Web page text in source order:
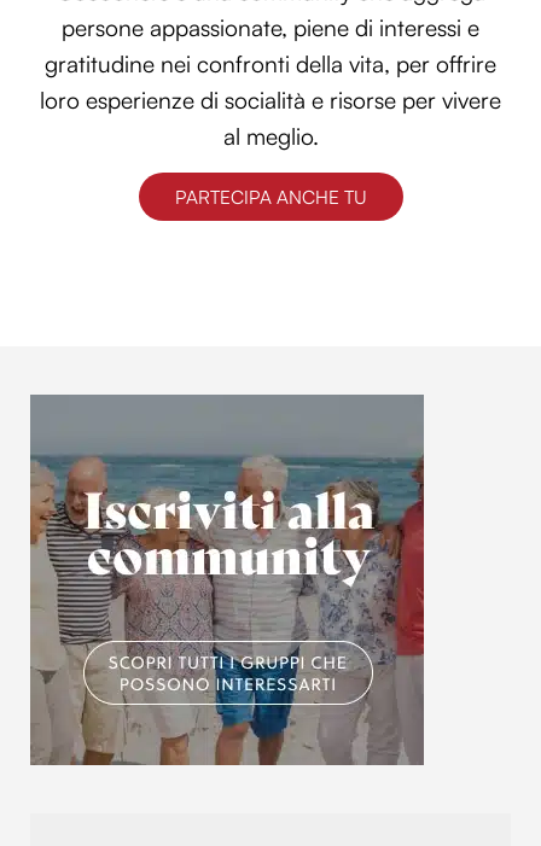
persone appassionate, piene di interessi e
gratitudine nei confronti della vita, per offrire
loro esperienze di socialità e risorse per vivere
al meglio.
PARTECIPA ANCHE TU